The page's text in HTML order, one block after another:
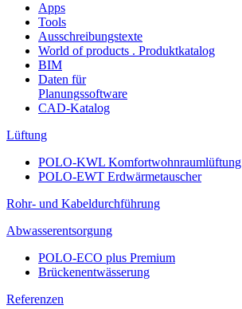
Apps
Tools
Ausschreibungstexte
World of products . Produktkatalog
BIM
Daten für
Planungssoftware
CAD-Katalog
Lüftung
POLO-KWL Komfortwohnraumlüftung
POLO-EWT Erdwärmetauscher
Rohr- und Kabeldurchführung
Abwasserentsorgung
POLO-ECO plus Premium
Brückenentwässerung
Referenzen